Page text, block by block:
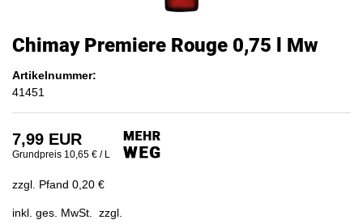
Chimay Premiere Rouge 0,75 l Mw
Artikelnummer:
41451
7,99 EUR
Grundpreis 10,65 € / L
zzgl. Pfand 0,20 €
inkl. ges. MwSt. zzgl.